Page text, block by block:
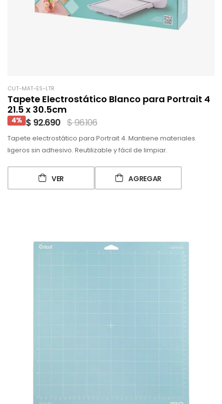
CUT-MAT-ES-LTR
Tapete Electrostático Blanco para Portrait 4
21.5 x 30.5cm
4% $ 92.690 $ 96.106
Tapete electrostático para Portrait 4. Mantiene materiales
ligeros sin adhesivo. Reutilizable y fácil de limpiar.
VER AGREGAR